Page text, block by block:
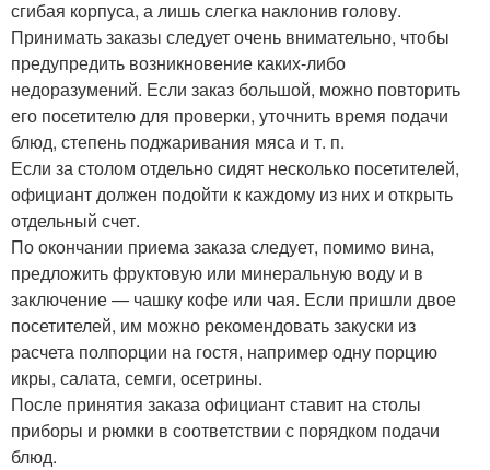
сгибая корпуса, а лишь слегка наклонив голову.
Принимать заказы следует очень внимательно, чтобы
предупредить возникновение каких-либо
недоразумений. Если заказ большой, можно повторить
его посетителю для проверки, уточнить время подачи
блюд, степень поджаривания мяса и т. п.
Если за столом отдельно сидят несколько посетителей,
официант должен подойти к каждому из них и открыть
отдельный счет.
По окончании приема заказа следует, помимо вина,
предложить фруктовую или минеральную воду и в
заключение — чашку кофе или чая. Если пришли двое
посетителей, им можно рекомендовать закуски из
расчета полпорции на гостя, например одну порцию
икры, салата, семги, осетрины.
После принятия заказа официант ставит на столы
приборы и рюмки в соответствии с порядком подачи
блюд.